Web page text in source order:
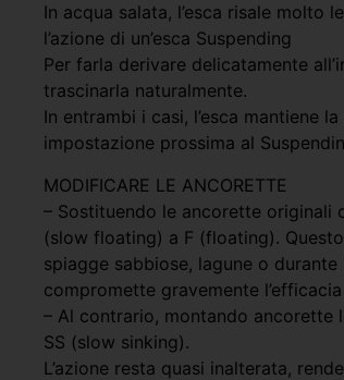
In acqua salata, l’esca risale
l’azione di un’esca Suspending
Per farla derivare delicatamente
trascinarla naturalmente.
In entrambi i casi, l’esca mantiene
impostazione prossima al
MODIFICARE LE ANCORETTE
– Sostituendo le ancorette originali
(slow floating) a F (floating).
spiagge sabbiose, lagune o
compromette gravemente
– Al contrario, montando ancorette
SS (slow sinking).
L’azione resta quasi inalterata,